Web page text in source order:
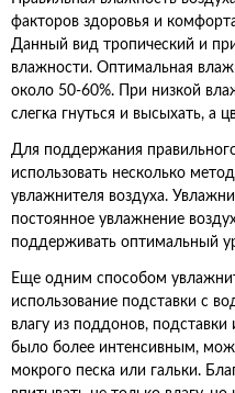
факторов здоровья и
Данный вид тропический и
влажности. Оптимальная
около 50-60%. При низкой
слегка гнуться и высыхать, а
Для поддержания
использовать несколько
увлажнителя воздуха.
постоянное увлажнение
поддерживать оптимальный
Еще одним способом
использование подставки с
влагу из поддонов,
было более интенсивным,
мокрого песка или гальки.